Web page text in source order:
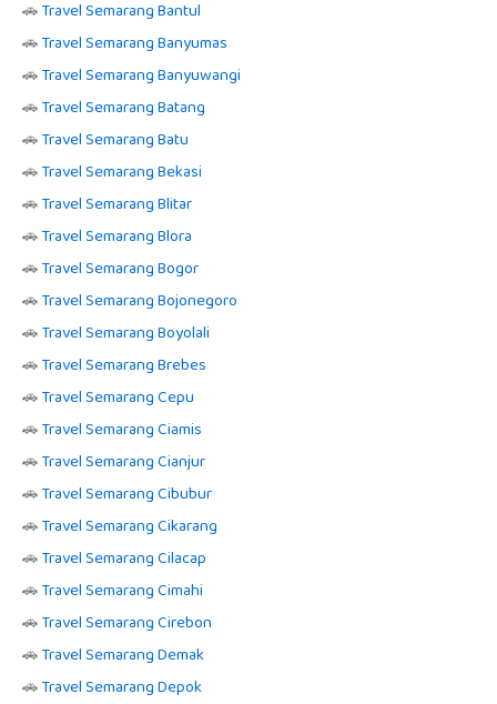
🚗Travel Semarang Bantul
🚗Travel Semarang Banyumas
🚗Travel Semarang Banyuwangi
🚗Travel Semarang Batang
🚗Travel Semarang Batu
🚗Travel Semarang Bekasi
🚗Travel Semarang Blitar
🚗Travel Semarang Blora
🚗Travel Semarang Bogor
🚗Travel Semarang Bojonegoro
🚗Travel Semarang Boyolali
🚗Travel Semarang Brebes
🚗Travel Semarang Cepu
🚗Travel Semarang Ciamis
🚗Travel Semarang Cianjur
🚗Travel Semarang Cibubur
🚗Travel Semarang Cikarang
🚗Travel Semarang Cilacap
🚗Travel Semarang Cimahi
🚗Travel Semarang Cirebon
🚗Travel Semarang Demak
🚗Travel Semarang Depok